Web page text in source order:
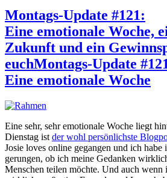
Montags-Update #121:
Eine emotionale Woche,
Zukunft und ein
euchMontags-Update
Eine emotionale Woche
Eine sehr, sehr emotionale Woche liegt
Dienstag ist der wohl persönlichste
Josie loves online gegangen und ich
gerungen, ob ich meine Gedanken
Menschen teilen möchte. Und auch wenn